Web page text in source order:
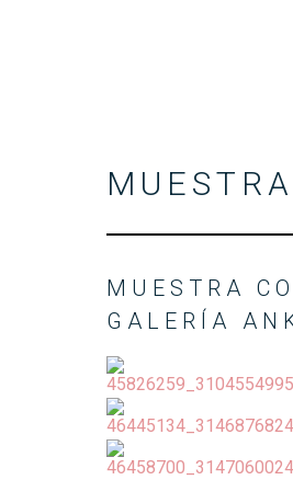
MUESTRA
GALERÍA